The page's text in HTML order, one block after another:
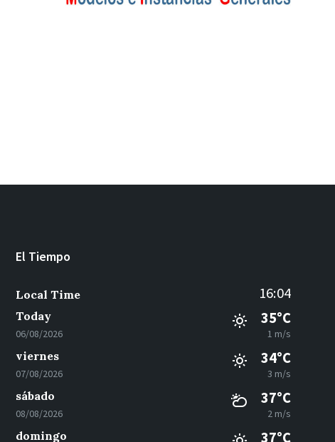
El Tiempo
Local Time 16:04
Today
06/08/2026
35°C
1 m/s
viernes
07/08/2026
34°C
3 m/s
sábado
08/08/2026
37°C
2 m/s
domingo 37°C